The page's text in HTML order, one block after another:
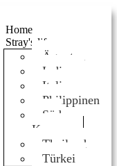
Home
Stray's life
Ägypten
Indien
Italien
Philippinen
Süd
Korea
Thailand
Türkei